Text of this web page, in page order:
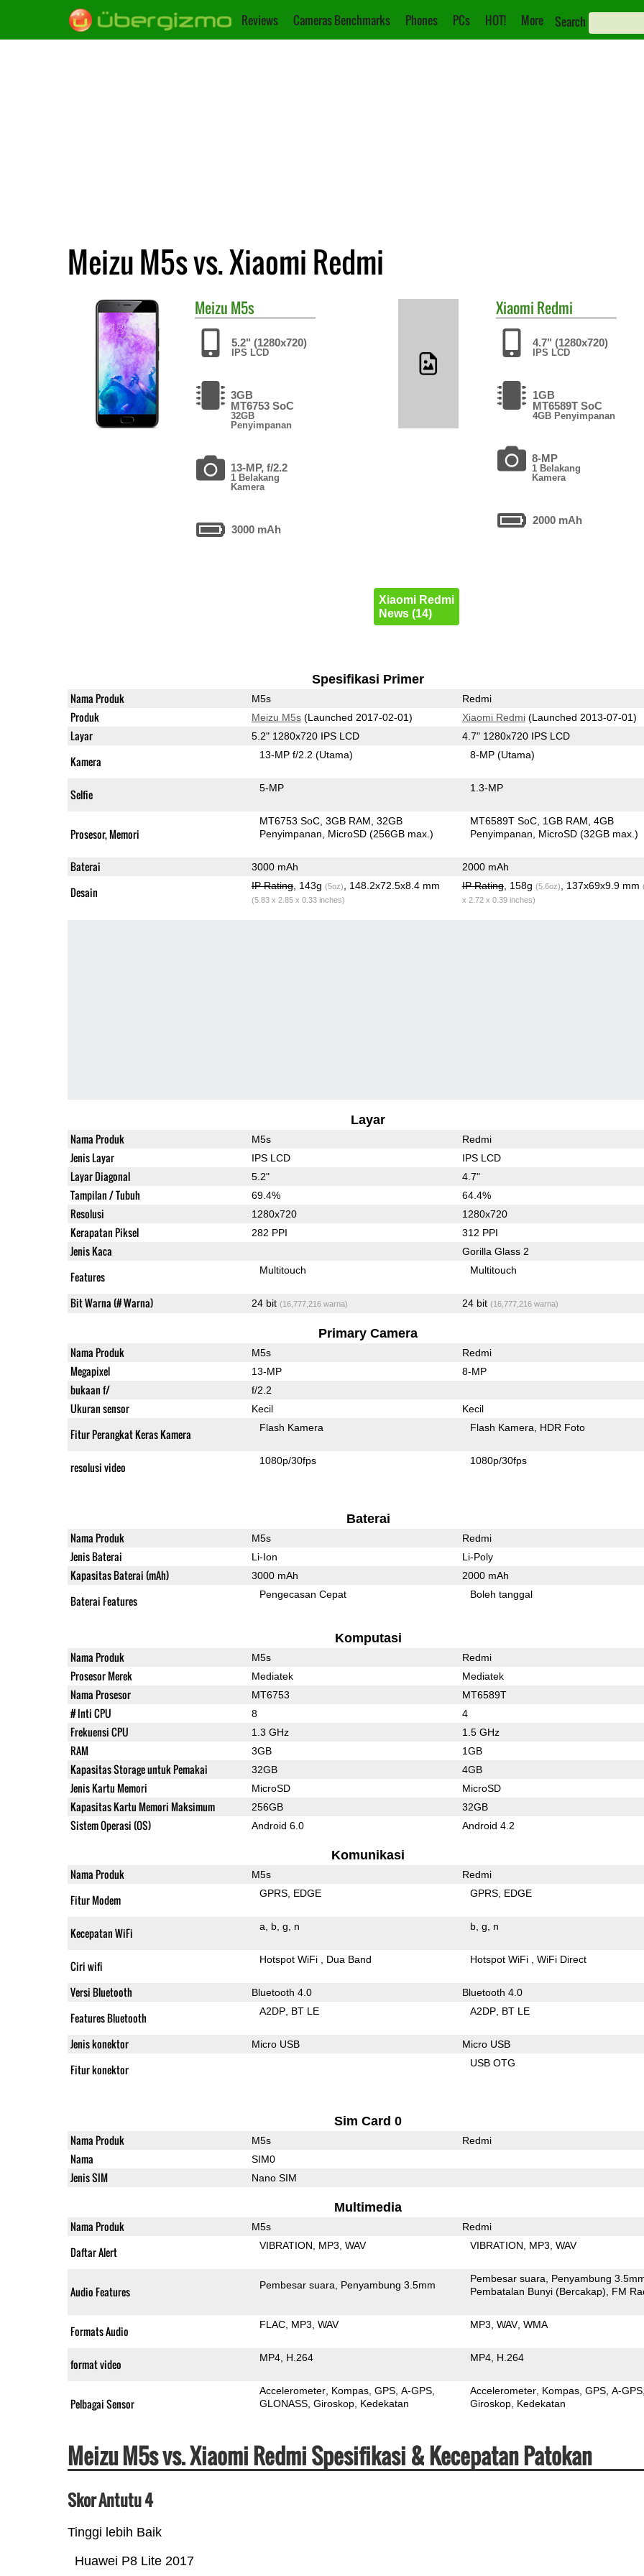
Reviews Cameras Benchmarks Phones PCs HOT! More Search
Meizu M5s vs. Xiaomi Redmi
Meizu M5s
5.2" (1280x720)
IPS LCD
3GB
MT6753 SoC
32GB
Penyimpanan
13-MP, f/2.2
1 Belakang
Kamera
3000 mAh
Xiaomi Redmi
4.7" (1280x720)
IPS LCD
1GB
MT6589T SoC
4GB Penyimpanan
8-MP
1 Belakang
Kamera
2000 mAh
Xiaomi Redmi
News (14)
Spesifikasi Primer
Nama Produk M5s Redmi
Produk Meizu M5s(Launched 2017-02-01) Xiaomi Redmi(Launched 2013-07-01)
Layar 5.2" 1280x720 IPS LCD 4.7" 1280x720 IPS LCD
Kamera 13-MP f/2.2(Utama) 8-MP(Utama)
Selfie 5-MP 1.3-MP
Prosesor, Memori
MT6753 SoC 3GB RAM 32GB
Penyimpanan
MicroSD (256GB max.)
MT6589T SoC 1GB RAM 4GB
Penyimpanan
MicroSD (32GB max.)
Baterai 3000 mAh 2000 mAh
Desain IP Rating, 143g (5oz) , 148.2x72.5x8.4 mm
(5.83 x 2.85 x 0.33 inches)
IP Rating, 158g (5.6oz) , 137x69x9.9 mm
x 2.72 x 0.39 inches)
Layar
Nama Produk M5s Redmi
Jenis Layar IPS LCD IPS LCD
Layar Diagonal 5.2" 4.7"
Tampilan / Tubuh 69.4% 64.4%
Resolusi 1280x720 1280x720
Kerapatan Piksel 282 PPI 312 PPI
Jenis Kaca Gorilla Glass 2
Features Multitouch Multitouch
Bit Warna (# Warna) 24 bit (16,777,216 warna) 24 bit (16,777,216 warna)
Primary Camera
Nama Produk M5s Redmi
Megapixel 13-MP 8-MP
bukaan f/ f/2.2
Ukuran sensor Kecil Kecil
Fitur Perangkat Keras Kamera Flash Kamera Flash Kamera HDR Foto
resolusi video 1080p/30fps 1080p/30fps
Baterai
Nama Produk M5s Redmi
Jenis Baterai Li-Ion Li-Poly
Kapasitas Baterai (mAh) 3000 mAh 2000 mAh
Baterai Features Pengecasan Cepat Boleh tanggal
Komputasi
Nama Produk M5s Redmi
Prosesor Merek Mediatek Mediatek
Nama Prosesor MT6753 MT6589T
# Inti CPU 8 4
Frekuensi CPU 1.3 GHz 1.5 GHz
RAM 3GB 1GB
Kapasitas Storage untuk Pemakai 32GB 4GB
Jenis Kartu Memori MicroSD MicroSD
Kapasitas Kartu Memori Maksimum 256GB 32GB
Sistem Operasi (OS) Android 6.0 Android 4.2
Komunikasi
Nama Produk M5s Redmi
Fitur Modem GPRS EDGE GPRS EDGE
Kecepatan WiFi a b g n b g n
Ciri wifi Hotspot WiFi Dua Band Hotspot WiFi WiFi Direct
Versi Bluetooth Bluetooth 4.0 Bluetooth 4.0
Features Bluetooth A2DP BT LE A2DP BT LE
Jenis konektor Micro USB Micro USB
Fitur konektor USB OTG
Sim Card 0
Nama Produk M5s Redmi
Nama SIM0
Jenis SIM Nano SIM
Multimedia
Nama Produk M5s Redmi
Daftar Alert VIBRATION MP3 WAV VIBRATION MP3 WAV
Audio Features Pembesar suara Penyambung 3.5mm
Pembesar suara
Penyambung
Pembatalan Bunyi (Bercakap)
FM
Formats Audio FLAC MP3 WAV MP3 WAV WMA
format video MP4 H.264 MP4 H.264
Pelbagai Sensor
Accelerometer Kompas GPS A-GPS
GLONASS Giroskop Kedekatan
Accelerometer Kompas GPS A-GPS
Giroskop Kedekatan
Meizu M5s vs. Xiaomi Redmi Spesifikasi & Kecepatan Patokan
Skor Antutu 4
Tinggi lebih Baik
Huawei P8 Lite 2017